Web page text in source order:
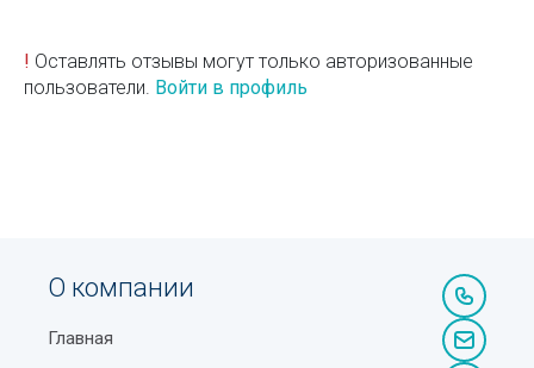
! Оставлять отзывы могут только авторизованные
пользователи. Войти в профиль
О компании
Главная